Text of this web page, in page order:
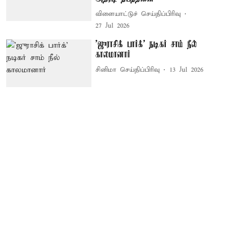
விளையாட்டுச் செய்திப்பிரிவு
27 Jul 2026
'ஜுராசிக் பார்க்' நடிகர் சாம் நீல்
காலமானார்
சினிமா செய்திப்பிரிவு 13 Jul 2026